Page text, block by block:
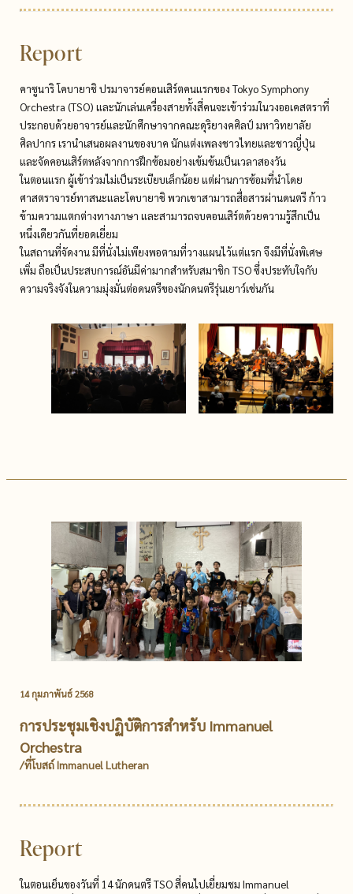
Report
คาซูนาริ โคบายาชิ ปรมาจารย์คอนเสิร์ตคนแรกของ Tokyo Symphony
Orchestra (TSO) และนักเล่นเครื่องสายทั้งสี่คนจะเข้าร่วมในวงออเคสตราที่
ประกอบด้วยอาจารย์และนักศึกษาจากคณะดุริยางคศิลป์ มหาวิทยาลัย
ศิลปากร เรานำเสนอผลงานของบาค นักแต่งเพลงชาวไทยและชาวญี่ปุ่น
และจัดคอนเสิร์ตหลังจากการฝึกซ้อมอย่างเข้มข้นเป็นเวลาสองวัน
ในตอนแรก ผู้เข้าร่วมไม่เป็นระเบียบเล็กน้อย แต่ผ่านการซ้อมที่นำโดย
ศาสตราจารย์ทาสนะและโคบายาชิ พวกเขาสามารถสื่อสารผ่านดนตรี ก้าว
ข้ามความแตกต่างทางภาษา และสามารถจบคอนเสิร์ตด้วยความรู้สึกเป็น
หนึ่งเดียวกันที่ยอดเยี่ยม
ในสถานที่จัดงาน มีที่นั่งไม่เพียงพอตามที่วางแผนไว้แต่แรก จึงมีที่นั่งพิเศษ
เพิ่ม ถือเป็นประสบการณ์อันมีค่ามากสำหรับสมาชิก TSO ซึ่งประทับใจกับ
ความจริงจังในความมุ่งมั่นต่อดนตรีของนักดนตรีรุ่นเยาว์เช่นกัน
14 กุมภาพันธ์ 2568
การประชุมเชิงปฏิบัติการสําหรับ Immanuel
Orchestra
/ที่โบสถ์ Immanuel Lutheran
Report
ในตอนเย็นของวันที่ 14 นักดนตรี TSO สี่คนไปเยี่ยมชม Immanuel